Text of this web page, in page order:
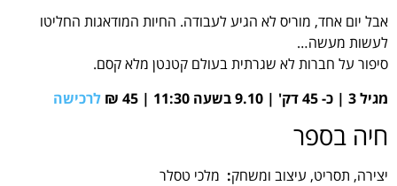
אבל יום אחד, מוריס לא הגיע לעבודה. החיות המודאגות החליטו
לעשות מעשה…
סיפור על חברות לא שגרתית בעולם קטנטן מלא קסם.
מגיל 3 | כ- 45 דק' | 9.10 בשעה 11:30 | 45 ₪
לרכישה
חיה בספר
יצירה, תסריט, עיצוב ומשחק: מלכי טסלר